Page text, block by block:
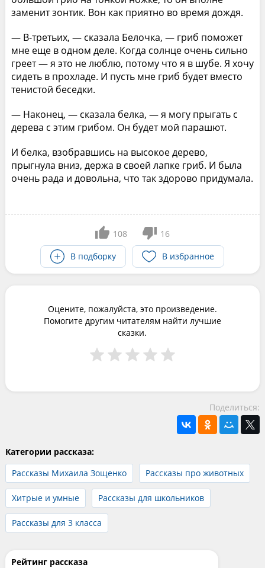
заменит зонтик. Вон как приятно во время дождя.
— В-третьих, — сказала Белочка, — гриб поможет
мне еще в одном деле. Когда солнце очень сильно
греет — я это не люблю, потому что я в шубе. Я хочу
сидеть в прохладе. И пусть мне гриб будет вместо
тенистой беседки.
— Наконец, — сказала белка, — я могу прыгать с
дерева с этим грибом. Он будет мой парашют.
И белка, взобравшись на высокое дерево,
прыгнула вниз, держа в своей лапке гриб. И была
очень рада и довольна, что так здорово придумала.
108
16
В подборку
В избранное
Оцените, пожалуйста, это произведение.
Помогите другим читателям найти лучшие
сказки.
Поделиться:
Категории рассказа:
Рассказы Михаила Зощенко
Рассказы про животных
Хитрые и умные Рассказы для школьников
Рассказы для 3 класса
Рейтинг рассказа